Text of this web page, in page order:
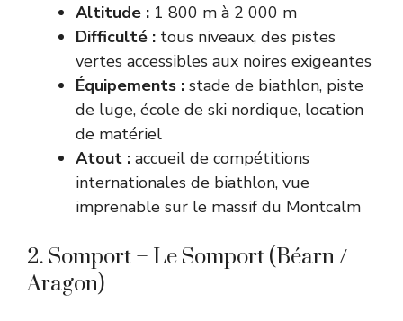
Altitude : 1 800 m à 2 000 m
Difficulté : tous niveaux, des pistes
vertes accessibles aux noires exigeantes
Équipements : stade de biathlon, piste
de luge, école de ski nordique, location
de matériel
Atout : accueil de compétitions
internationales de biathlon, vue
imprenable sur le massif du Montcalm
2. Somport – Le Somport (Béarn /
Aragon)